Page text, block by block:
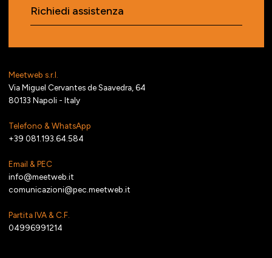
Meetweb s.r.l.
Via Miguel Cervantes de Saavedra, 64
80133 Napoli - Italy
Telefono & WhatsApp
+39 081.193.64.584
Email & PEC
info@meetweb.it
comunicazioni@pec.meetweb.it
Partita IVA & C.F.
04996991214
Richiedi assistenza